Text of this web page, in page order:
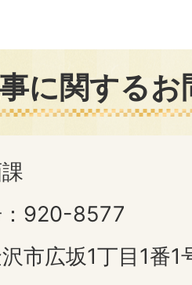
に関する
：920-8577
市広坂1丁目1番1